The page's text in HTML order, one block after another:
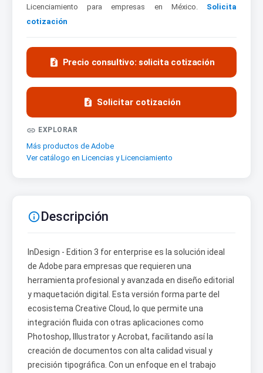
Licenciamiento para empresas en México. Solicita
cotización
 Precio consultivo: solicita cotización
 Solicitar cotización
 EXPLORAR
Más productos de Adobe
Ver catálogo en Licencias y Licenciamiento
Descripción
InDesign - Edition 3 for enterprise es la solución ideal
de Adobe para empresas que requieren una
herramienta profesional y avanzada en diseño editorial
y maquetación digital. Esta versión forma parte del
ecosistema Creative Cloud, lo que permite una
integración fluida con otras aplicaciones como
Photoshop, Illustrator y Acrobat, facilitando así la
creación de documentos con alta calidad visual y
precisión tipográfica. Con un enfoque en el trabajo